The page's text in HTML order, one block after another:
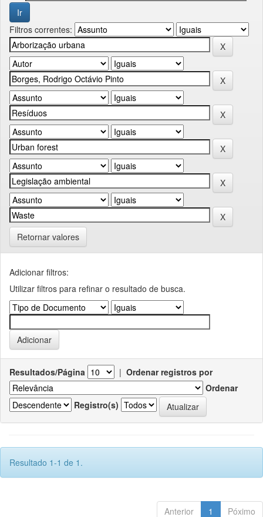
Filtros correntes:
Retornar valores
Adicionar filtros:
Utilizar filtros para refinar o resultado de busca.
Resultados/Página | Ordenar registros por
Ordenar
Registro(s)
Resultado 1-1 de 1.
Anterior 1 Póximo